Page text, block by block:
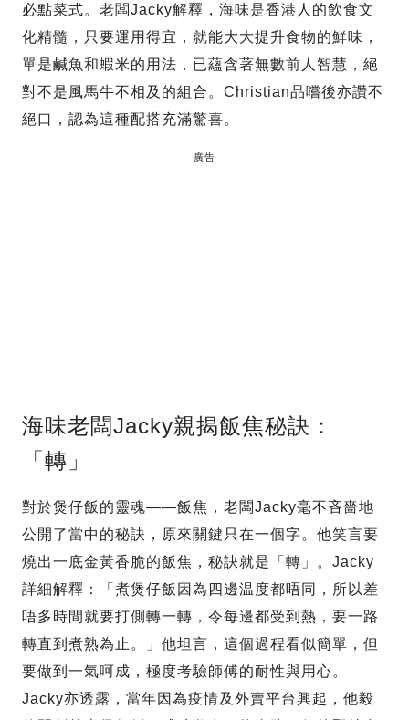
必點菜式。老闆Jacky解釋，海味是香港人的飲食文
化精髓，只要運用得宜，就能大大提升食物的鮮味，
單是鹹魚和蝦米的用法，已蘊含著無數前人智慧，絕
對不是風馬牛不相及的組合。Christian品嚐後亦讚不
絕口，認為這種配搭充滿驚喜。
廣告
海味老闆Jacky親揭飯焦秘訣：
「轉」
對於煲仔飯的靈魂——飯焦，老闆Jacky毫不吝嗇地
公開了當中的秘訣，原來關鍵只在一個字。他笑言要
燒出一底金黃香脆的飯焦，秘訣就是「轉」。Jacky
詳細解釋：「煮煲仔飯因為四邊温度都唔同，所以差
唔多時間就要打側轉一轉，令每邊都受到熱，要一路
轉直到煮熟為止。」他坦言，這個過程看似簡單，但
要做到一氣呵成，極度考驗師傅的耐性與用心。
Jacky亦透露，當年因為疫情及外賣平台興起，他毅